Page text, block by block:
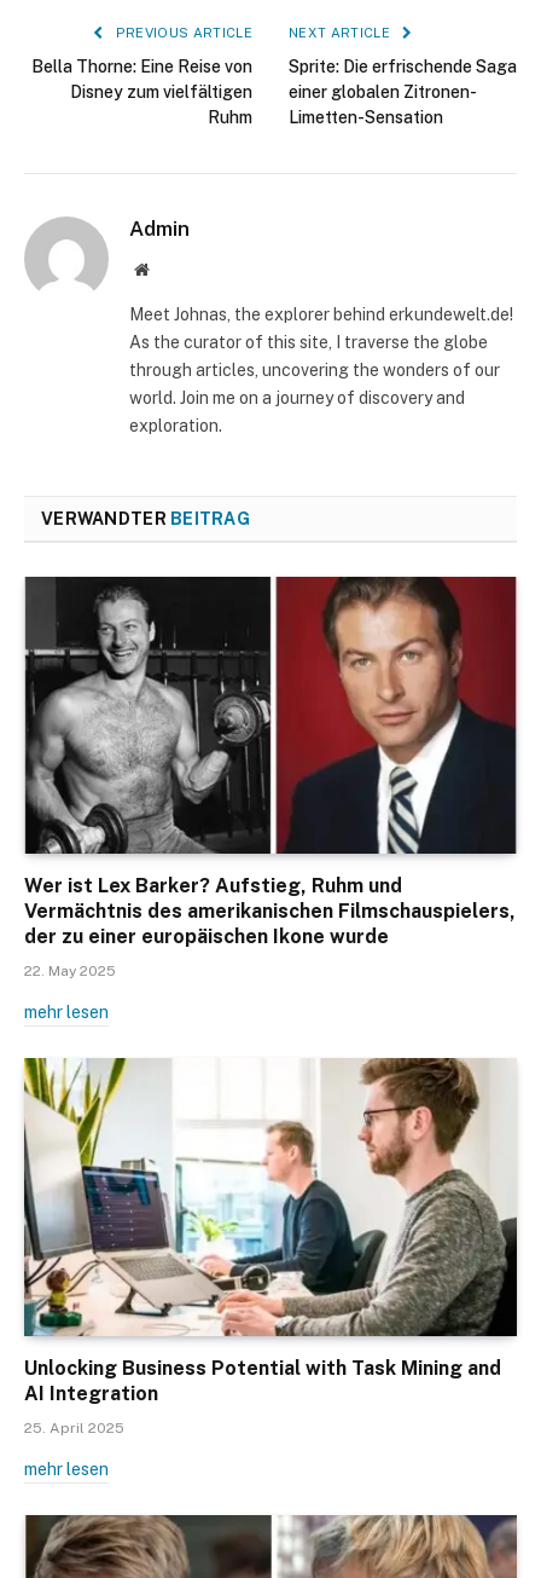
PREVIOUS ARTICLE
Bella Thorne: Eine Reise von
Disney zum vielfältigen
Ruhm
NEXT ARTICLE
Sprite: Die erfrischende Saga
einer globalen Zitronen-
Limetten-Sensation
Admin
Website
Meet Johnas, the explorer behind erkundewelt.de!
As the curator of this site, I traverse the globe
through articles, uncovering the wonders of our
world. Join me on a journey of discovery and
exploration.
VERWANDTER BEITRAG
Wer ist Lex Barker? Aufstieg, Ruhm und
Vermächtnis des amerikanischen Filmschauspielers,
der zu einer europäischen Ikone wurde
22. May 2025
mehr lesen
Unlocking Business Potential with Task Mining and
AI Integration
25. April 2025
mehr lesen